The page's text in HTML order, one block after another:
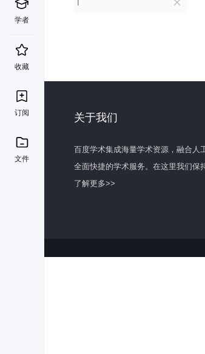
学者
收藏
订阅
文件
关于我们
百度学术集成海量学术资源，融合人
全面快捷的学术服务。在这里我们保
了解更多>>